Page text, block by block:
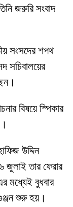
জরুরি সংবাদ
সংসদের শপথ
সচিবালয়ের
বিষয়ে স্পিকার
উদ্দিন
তার ফেরার
মধ্যেই বুধবার
গুঞ্জন শুরু হয়।